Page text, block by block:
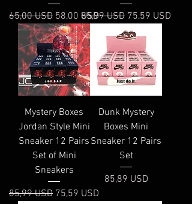
Prezzo regolare
65,00 USD Prezzo scontato
58,00 USDPrezzo regolare
85,99 USD Prezzo scontato
75,59 USD
Mystery Boxes
Jordan Style Mini
Sneaker 12 Pairs
Set of Mini
Sneakers
Prezzo regolare
85,99 USD Prezzo scontato
75,59 USD
Dunk Mystery
Boxes Mini
Sneaker 12 Pairs
Set
Prezzo
85,89 USD